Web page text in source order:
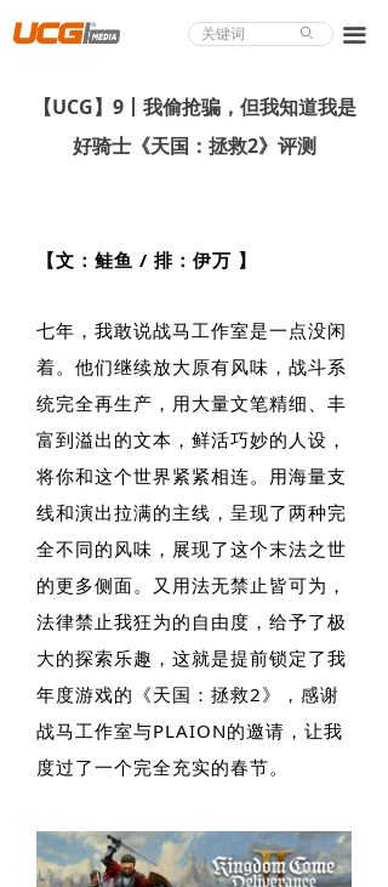
끀
About UCG
游戏评测
商城精品
游戏大赏
小程序
个人中心
ꄙ
【文：鲑鱼 / 排：伊万 】
七年，我敢说战马工作室是一点没闲
着。他们继续放大原有风味，战斗系
统完全再生产，用大量文笔精细、丰
富到溢出的文本，鲜活巧妙的人设，
将你和这个世界紧紧相连。用海量支
线和演出拉满的主线，呈现了两种完
全不同的风味，展现了这个末法之世
的更多侧面。又用法无禁止皆可为，
法律禁止我狂为的自由度，给予了极
大的探索乐趣，这就是提前锁定了我
年度游戏的《天国：拯救2》，感谢
战马工作室与PLAION的邀请，让我
度过了一个完全充实的春节。
【UCG】9丨我偷抢骗，但我知道我是
好骑士《天国：拯救2》评测